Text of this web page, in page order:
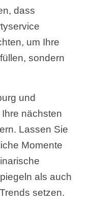
dass
um Ihre
sondern
und
nächsten
Lassen Sie
Momente
als auch
setzen.